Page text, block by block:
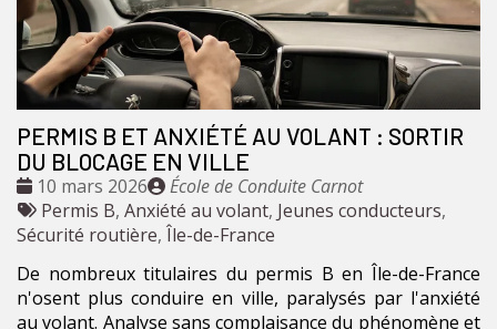
PERMIS B ET ANXIÉTÉ AU VOLANT : SORTIR
DU BLOCAGE EN VILLE
Date
:
10 mars 2026
Publié
par
École de Conduite Carnot
Tags
:
Permis B, Anxiété au volant, Jeunes conducteurs,
Sécurité routière, Île-de-France
De nombreux titulaires du permis B en Île-de-France
n'osent plus conduire en ville, paralysés par l'anxiété
au volant. Analyse sans complaisance du phénomène et